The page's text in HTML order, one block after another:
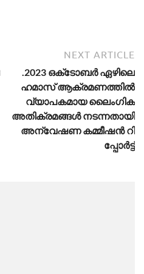
NEXT ARTICLE
.2023 ഒ​​​​ക്‌​​​​ടോ​​​​ബ​​​​ർ ഏ​​​​ഴി​​​​ലെ
ഹ​​​​മാ​​​​സ് ആ​​​​ക്ര​​​​മ​​​​ണ​​​​ത്തി​​​​ൽ
വ്യാ​​​​പ​​​​ക​​​​മായ ലൈം​​​​ഗി​​​​ക
അ​​​​തി​​​​ക്ര​​​​മ​​​​ങ്ങ​​​​ൾ ന​​​​ട​​​​ന്ന​​​​താ​​​​യി
അ​​​​ന്വേ​​​​ഷ​​​​ണ ക​​​​മ്മീ​​​​ഷ​​​​ൻ റി​​​​
പ്പോ​​​​ർ​​​​ട്ട്